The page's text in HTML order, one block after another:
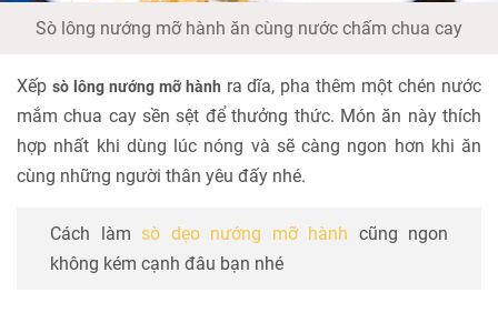
Sò lông nướng mỡ hành ăn cùng nước chấm chua cay
Xếp sò lông nướng mỡ hành ra dĩa, pha thêm một chén nước
mắm chua cay sền sệt để thưởng thức. Món ăn này thích
hợp nhất khi dùng lúc nóng và sẽ càng ngon hơn khi ăn
cùng những người thân yêu đấy nhé.
Cách làm sò dẹo nướng mỡ hành cũng ngon
không kém cạnh đâu bạn nhé